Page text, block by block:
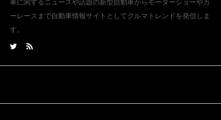
車に関するニュースや話題の新型自動車からモーターショーやカ
ーレースまで自動車情報サイトとしてクルマトレンドを発信しま
す。